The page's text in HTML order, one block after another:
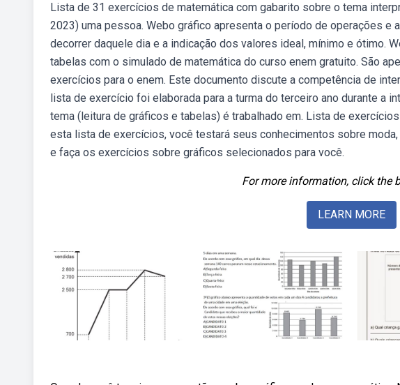
Lista de 31 exercícios de matemática com gabarito sobre o tema
2023) uma pessoa. Webo gráfico apresenta o período de operações e
decorrer daquele dia e a indicação dos valores ideal, mínimo e ótimo.
tabelas com o simulado de matemática do curso enem gratuito. São
exercícios para o enem. Este documento discute a competência de
lista de exercício foi elaborada para a turma do terceiro ano durante a
tema (leitura de gráficos e tabelas) é trabalhado em. Lista de
esta lista de exercícios, você testará seus conhecimentos sobre
e faça os exercícios sobre gráficos selecionados para você.
For more information, click the
LEARN MORE